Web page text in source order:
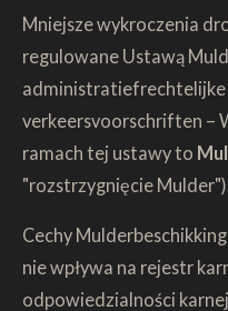
Mniejsze wykroczenia
regulowane Ustawą
administratiefrechtelijke
verkeersvoorschriften –
ramach tej ustawy to
"rozstrzygnięcie Mulder").
Cechy
nie wpływa na rejestr
odpowiedzialności